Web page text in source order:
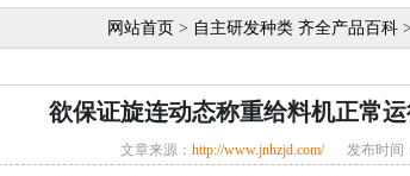
网站首页 > 自主研发种类 齐全产品百科>
欲保证旋连动态称重给料机正常
文章来源： http://www.jnhzjd.com/ 发布时间